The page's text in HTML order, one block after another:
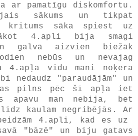
ar pamatīgu diskomfortu.
sākums un tikpat
kritums sāka spiest uz
4.apli bija smagi
galvā aizvien biežāk
nebūs un nevajag
4.apļa vidu mani noķēra
nedaudz "paraudājām" un
pilns pēc šī apļa iet
apavu man nebija, bet
kaulam negribējās. Ar
4.apli, kad es uz
"bāzē" un biju gatavs